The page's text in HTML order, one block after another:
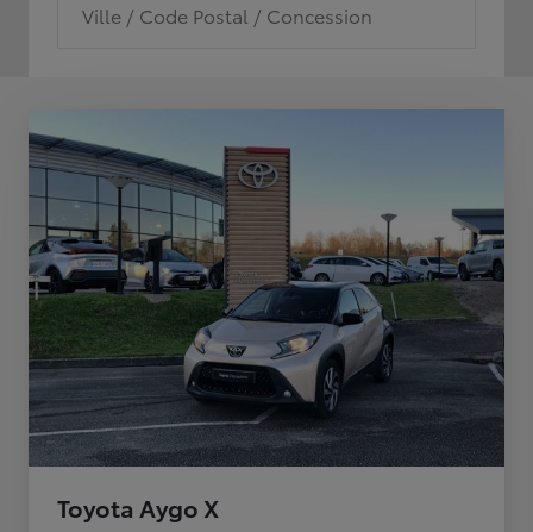
Ville / Code Postal / Concession
Toyota Aygo X